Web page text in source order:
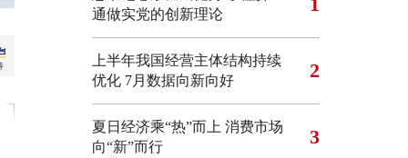
通做实党的创新理论
上半年我国经营主体结构持续
优化 7月数据向新向好 2
夏日经济乘“热”而上 消费市场
向“新”而行
3